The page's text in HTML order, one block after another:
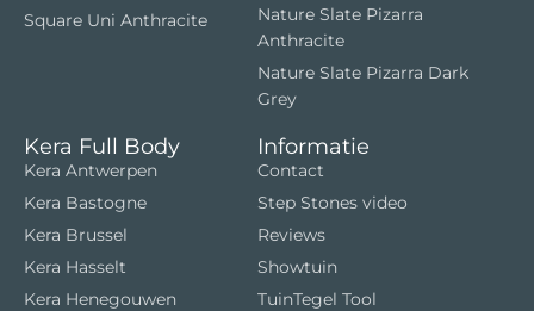
Square Uni Anthracite
Nature Slate Pizarra
Anthracite
Nature Slate Pizarra Dark
Grey
Kera Full Body
Kera Antwerpen
Kera Bastogne
Kera Brussel
Kera Hasselt
Kera Henegouwen
Informatie
Contact
Step Stones video
Reviews
Showtuin
TuinTegel Tool